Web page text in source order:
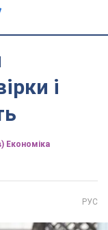
і
Економіка
РУС